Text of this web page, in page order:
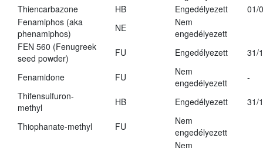
Thiencarbazone
HB Engedélyezett
01/
Fenamiphos (aka
phenamiphos)
NE
Nem
engedélyezett
FEN 560 (Fenugreek
seed powder)
FU Engedélyezett 31/
Fenamidone FU
Nem
engedélyezett
-
Thifensulfuron-
methyl
HB Engedélyezett 31/
Thiophanate-methyl FU
Nem
engedélyezett
Nem